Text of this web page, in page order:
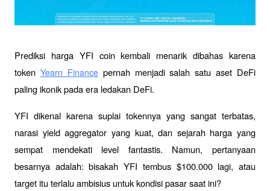
Prediksi harga YFI coin kembali menarik dibahas karena
token Yearn Finance pernah menjadi salah satu aset DeFi
paling ikonik pada era ledakan DeFi.
YFI dikenal karena suplai tokennya yang sangat terbatas,
narasi yield aggregator yang kuat, dan sejarah harga yang
sempat mendekati level fantastis. Namun, pertanyaan
besarnya adalah: bisakah YFI tembus $100.000 lagi, atau
target itu terlalu ambisius untuk kondisi pasar saat ini?